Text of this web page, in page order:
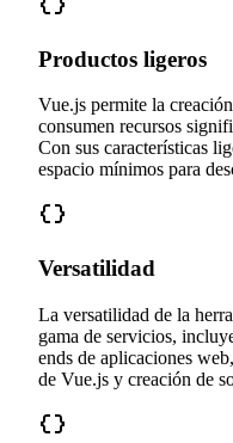
Productos ligeros
Vue.js permite la
consumen recursos
Con sus características
espacio mínimos para
Versatilidad
La versatilidad de la
gama de servicios,
ends de aplicaciones
de Vue.js y creación de